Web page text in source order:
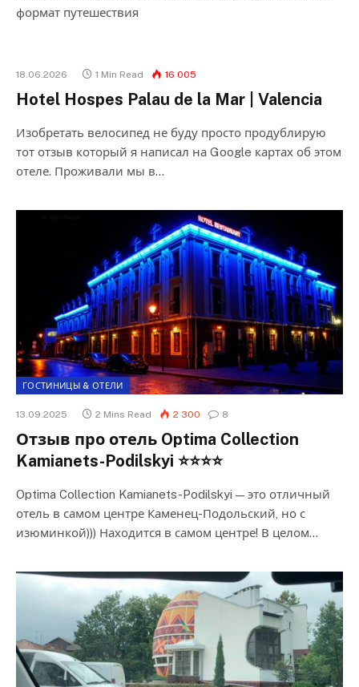
формат путешествия
18.06.2026 1 Min Read 16 005
Hotel Hospes Palau de la Mar | Valencia
Изобретать велосипед не буду просто продублирую
тот отзыв который я написал на Google картах об этом
отеле. Проживали мы в…
ГОСТИНИЦЫ & ОТЕЛИ
13.09.2025 2 Mins Read 2 300 8
Отзыв про отель Optima Collection
Kamianets-Podilskyi ⭐⭐⭐⭐
Optima Collection Kamianets-Podilskyi — это отличный
отель в самом центре Каменец-Подольский, но с
изюминкой))) Находится в самом центре! В целом…